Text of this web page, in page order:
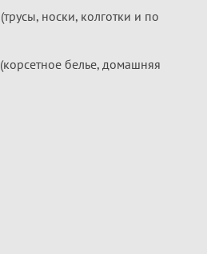
(трусы, носки, колготки и по
(корсетное белье, домашняя